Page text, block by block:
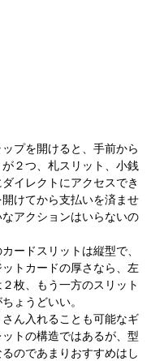
プを開けると、手前から
２つ、札スリット、小銭
イレクトにアクセスでき
けてから支払いを済ませ
アクションはいらないの
ードスリットは縦型で、
トカードの厚さなら、左
枚、もう一方のスリット
ょうどいい。
ん入れることも可能なギ
トの構造ではあるが、型
のであまりおすすめはし